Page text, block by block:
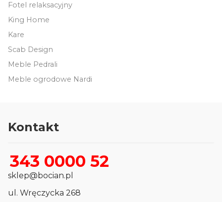
Fotel relaksacyjny
King Home
Kare
Scab Design
Meble Pedrali
Meble ogrodowe Nardi
Kontakt
343 0000 52
sklep@bocian.pl
ul. Wręczycka 268